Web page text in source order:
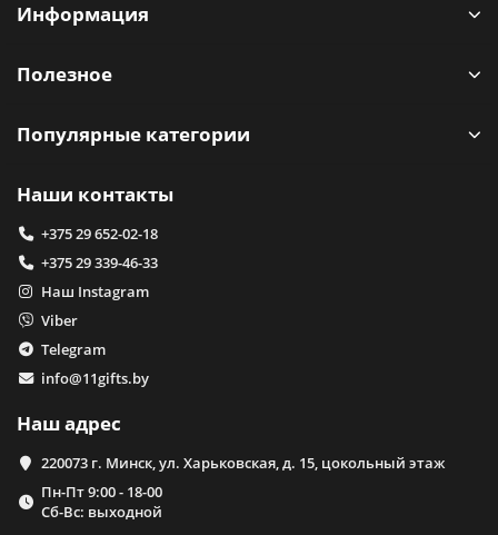
Информация
Полезное
Популярные категории
Наши контакты
+375 29 652-02-18
+375 29 339-46-33
Наш Instagram
Viber
Telegram
info@11gifts.by
Наш адрес
220073 г. Минск, ул. Харьковская, д. 15, цокольный этаж
Пн-Пт 9:00 - 18-00
Сб-Вс: выходной